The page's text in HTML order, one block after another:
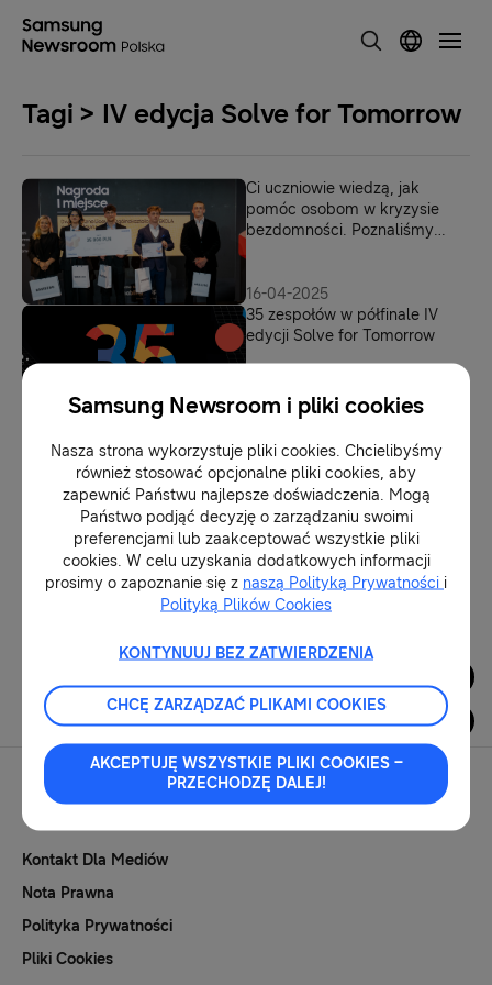
Tagi > IV edycja Solve for Tomorrow
Ci uczniowie wiedzą, jak
pomóc osobom w kryzysie
bezdomności. Poznaliśmy
16-04-2025
‎35 zespołów w półfinale IV
edycji Solve for Tomorrow
28-11-2024
Chcesz zdobyć kompetencje
przyszłości? Weź udział w IV
edycji Solve for Tomorrow
23-09-2024
1
Kontakt Dla Mediów
Nota Prawna
Polityka Prywatności
Pliki Cookies
Samsung Newsroom i pliki cookies
Nasza strona wykorzystuje pliki cookies. Chcielibyśmy
również stosować opcjonalne pliki cookies, aby
zapewnić Państwu najlepsze doświadczenia. Mogą
Państwo podjąć decyzję o zarządzaniu swoimi
preferencjami lub zaakceptować wszystkie pliki
cookies. W celu uzyskania dodatkowych informacji
prosimy o zapoznanie się z naszą Polityką Prywatności i
Polityką Plików Cookies
KONTYNUUJ BEZ ZATWIERDZENIA
CHCĘ ZARZĄDZAĆ PLIKAMI COOKIES
AKCEPTUJĘ WSZYSTKIE PLIKI COOKIES –
PRZECHODZĘ DALEJ!